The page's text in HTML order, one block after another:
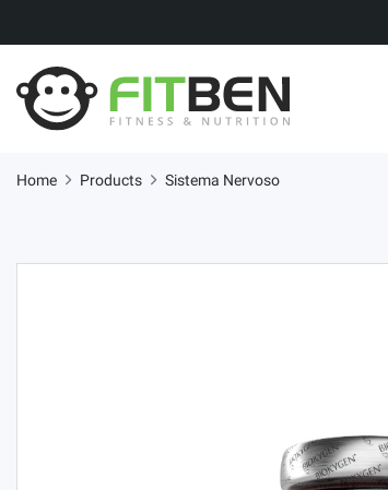
Home Products Sistema Nervoso